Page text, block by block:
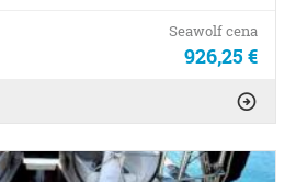
Seawolf cena
926,25 €